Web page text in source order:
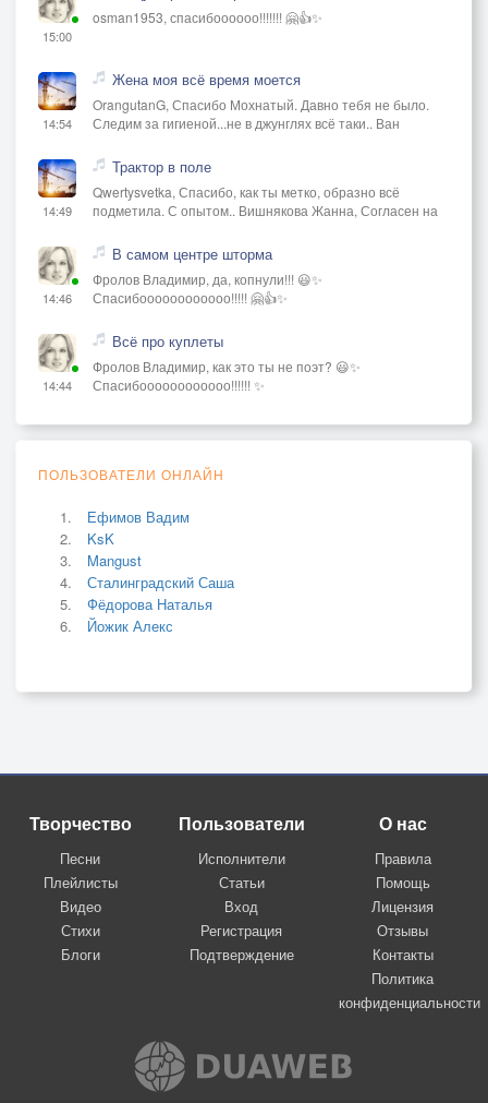
15:00
osman1953, спасибоооооо!!!!!!! 🤗👍✨
14:54
Жена моя всё время моется
OrangutanG, Спасибо Мохнатый. Давно тебя не было.
Следим за гигиеной...не в джунглях всё таки.. Ван
14:49
Трактор в поле
Qwertysvetka, Спасибо, как ты метко, образно всё
подметила. С опытом.. Вишнякова Жанна, Согласен на
14:46
В самом центре шторма
Фролов Владимир, да, копнули!!! 😃✨
Спасибоооооооооооо!!!!! 🤗👍✨
14:44
Всё про куплеты
Фролов Владимир, как это ты не поэт? 😃✨
Спасибоооооооооооо!!!!!! ✨
ПОЛЬЗОВАТЕЛИ ОНЛАЙН
Ефимов Вадим
KsK
Mangust
Сталинградский Саша
Фёдорова Наталья
Йожик Алекс
Творчество
Песни
Плейлисты
Видео
Стихи
Блоги
Пользователи
Исполнители
Статьи
Вход
Регистрация
Подтверждение
О нас
Правила
Помощь
Лицензия
Отзывы
Контакты
Политика
конфиденциальности